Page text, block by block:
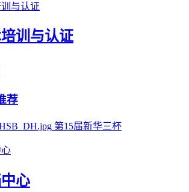
与认证
训与认证
荐
第15届新华三杯
心